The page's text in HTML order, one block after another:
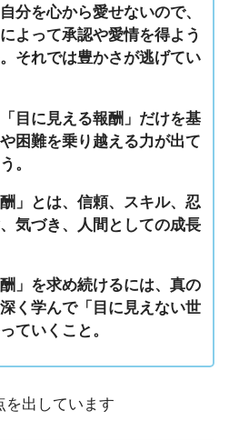
分を心から愛せないので、
よって承認や愛情を得よう
それでは豊かさが逃げてい
目に見える報酬」だけを基
困難を乗り越える力が出て
。
」とは、信頼、スキル、忍
気づき、人間としての成長
」を求め続けるには、真の
く学んで「目に見えない世
ていくこと。
出しています